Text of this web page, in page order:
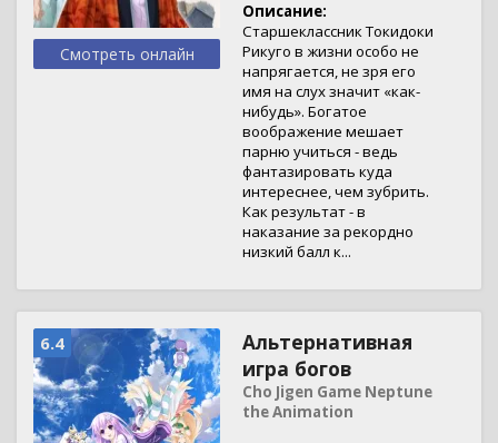
Смотреть онлайн
Описание:
Старшеклассник Токидоки
Рикуго в жизни особо не
напрягается, не зря его
имя на слух значит «как-
нибудь». Богатое
воображение мешает
парню учиться - ведь
фантазировать куда
интереснее, чем зубрить.
Как результат - в
наказание за рекордно
низкий балл к...
6.4
Альтернативная
игра богов
Cho Jigen Game Neptune
the Animation